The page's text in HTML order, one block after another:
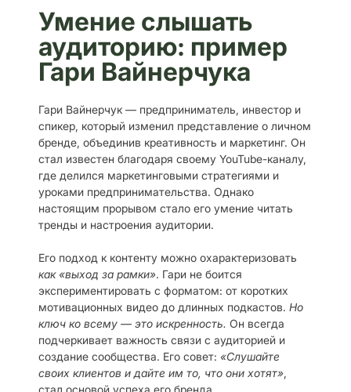
Умение слышать
аудиторию: пример
Гари Вайнерчука
Гари Вайнерчук — предприниматель, инвестор и
спикер, который изменил представление о личном
бренде, объединив креативность и маркетинг. Он
стал известен благодаря своему YouTube-каналу,
где делился маркетинговыми стратегиями и
уроками предпринимательства. Однако
настоящим прорывом стало его умение читать
тренды и настроения аудитории.
Его подход к контенту можно охарактеризовать
как «выход за рамки». Гари не боится
экспериментировать с форматом: от коротких
мотивационных видео до длинных подкастов. Но
ключ ко всему — это искренность. Он всегда
подчеркивает важность связи с аудиторией и
создание сообщества. Его совет: «Слушайте
своих клиентов и дайте им то, что они хотят»,